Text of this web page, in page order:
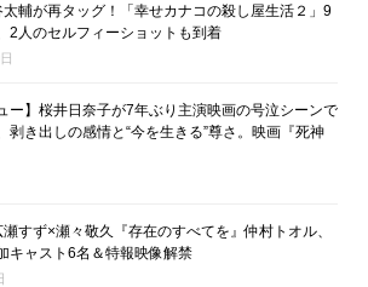
輔が再タッグ！「幸せカナコの殺し屋生活２」9
2人のセルフィーショットも到着
ー】桜井日奈子が7年ぶり主演映画の号泣シーンで
剥き出しの感情と“今を生きる”尊さ。映画『死神
すず×瀬々敬久『存在のすべてを』仲村トオル、
キャスト6名＆特報映像解禁